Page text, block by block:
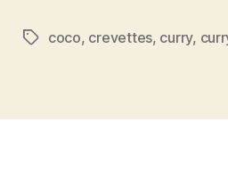
Étiquettes
coco, crevettes, curry,